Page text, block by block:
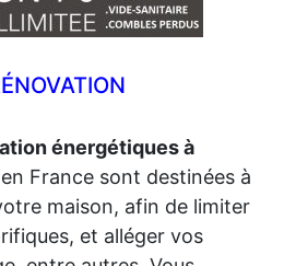
énergétiques à
France sont destinées à
maison, afin de limiter
et alléger vos